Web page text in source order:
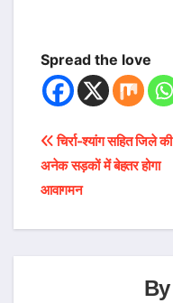
Spread the love
Post
navigation
चिर्रा-श्यांग सहित जिले की
अनेक सड़कों में बेहतर होगा
आवागमन
By